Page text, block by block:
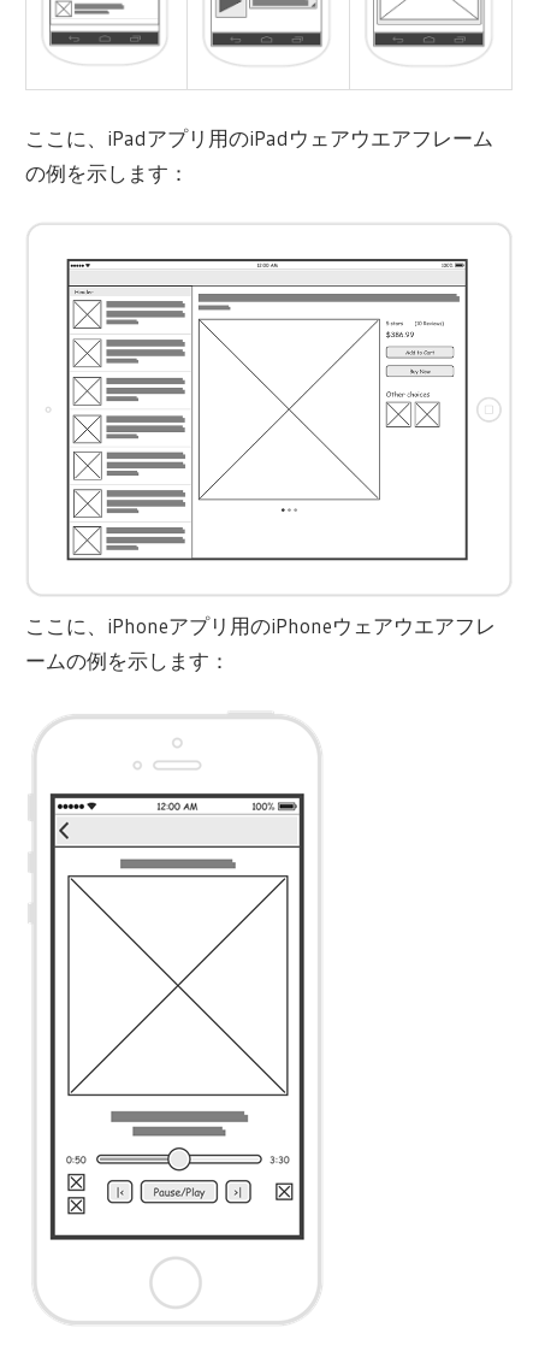
ここに、iPadアプリ用のiPadウェアウエアフレーム
の例を示します：
ここに、iPhoneアプリ用のiPhoneウェアウエアフレ
ームの例を示します：